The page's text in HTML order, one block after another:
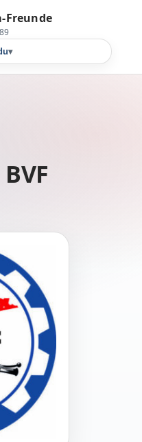
Freunde
▾